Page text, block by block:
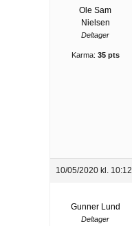
Ole Sam
Nielsen
Deltager
Karma: 35 pts
10/05/2020 kl. 10:12
Gunner Lund
Deltager